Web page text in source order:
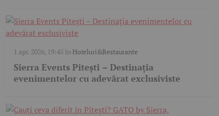
1 apr. 2026, 19:45 în Hoteluri&Restaurante
Sierra Events Pitești – Destinația
evenimentelor cu adevărat exclusiviste